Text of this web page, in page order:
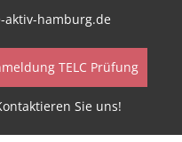
aktiv-hamburg.de
TELC Prüfung
Sie uns!